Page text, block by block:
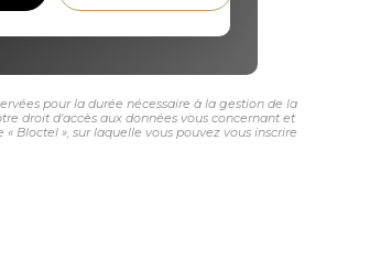
pour la durée nécessaire à la gestion de la
droit d'accès aux données vous concernant et
Bloctel », sur laquelle vous pouvez vous inscrire